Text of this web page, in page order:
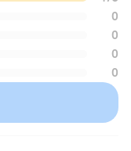
0
0
0
0